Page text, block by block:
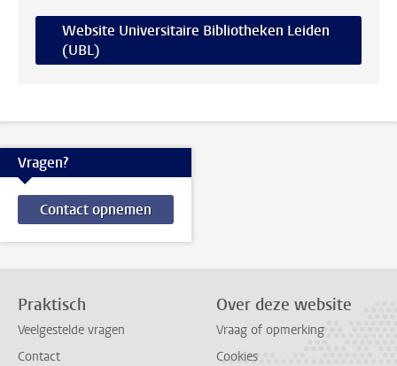
Website Universitaire Bibliotheken Leiden
(UBL)
Vragen?
Contact opnemen
Praktisch
Veelgestelde vragen
Contact
Over deze website
Vraag of opmerking
Cookies